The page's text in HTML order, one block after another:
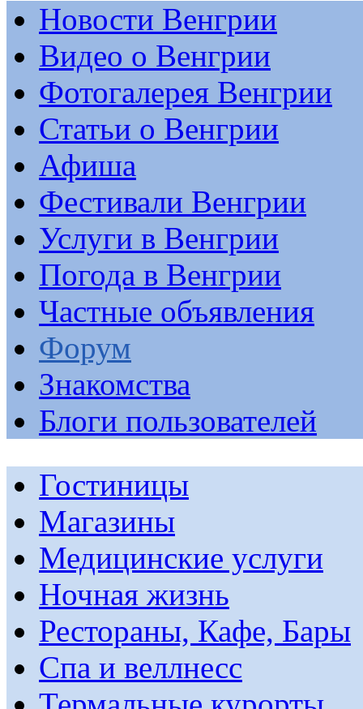
Новости Венгрии
Видео о Венгрии
Фотогалерея Венгрии
Статьи о Венгрии
Афиша
Фестивали Венгрии
Услуги в Венгрии
Погода в Венгрии
Частные объявления
Форум
Знакомства
Блоги пользователей
Гостиницы
Магазины
Медицинские услуги
Ночная жизнь
Рестораны, Кафе, Бары
Спа и веллнесс